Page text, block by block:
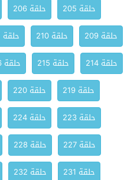
حلقة 205
حلقة 206
حلقة 209
حلقة 210 حلقة 211
حلقة 214
حلقة 215 حلقة 216
حلقة 219
حلقة 220
حلقة 223
حلقة 224
حلقة 227
حلقة 228
حلقة 231
حلقة 232